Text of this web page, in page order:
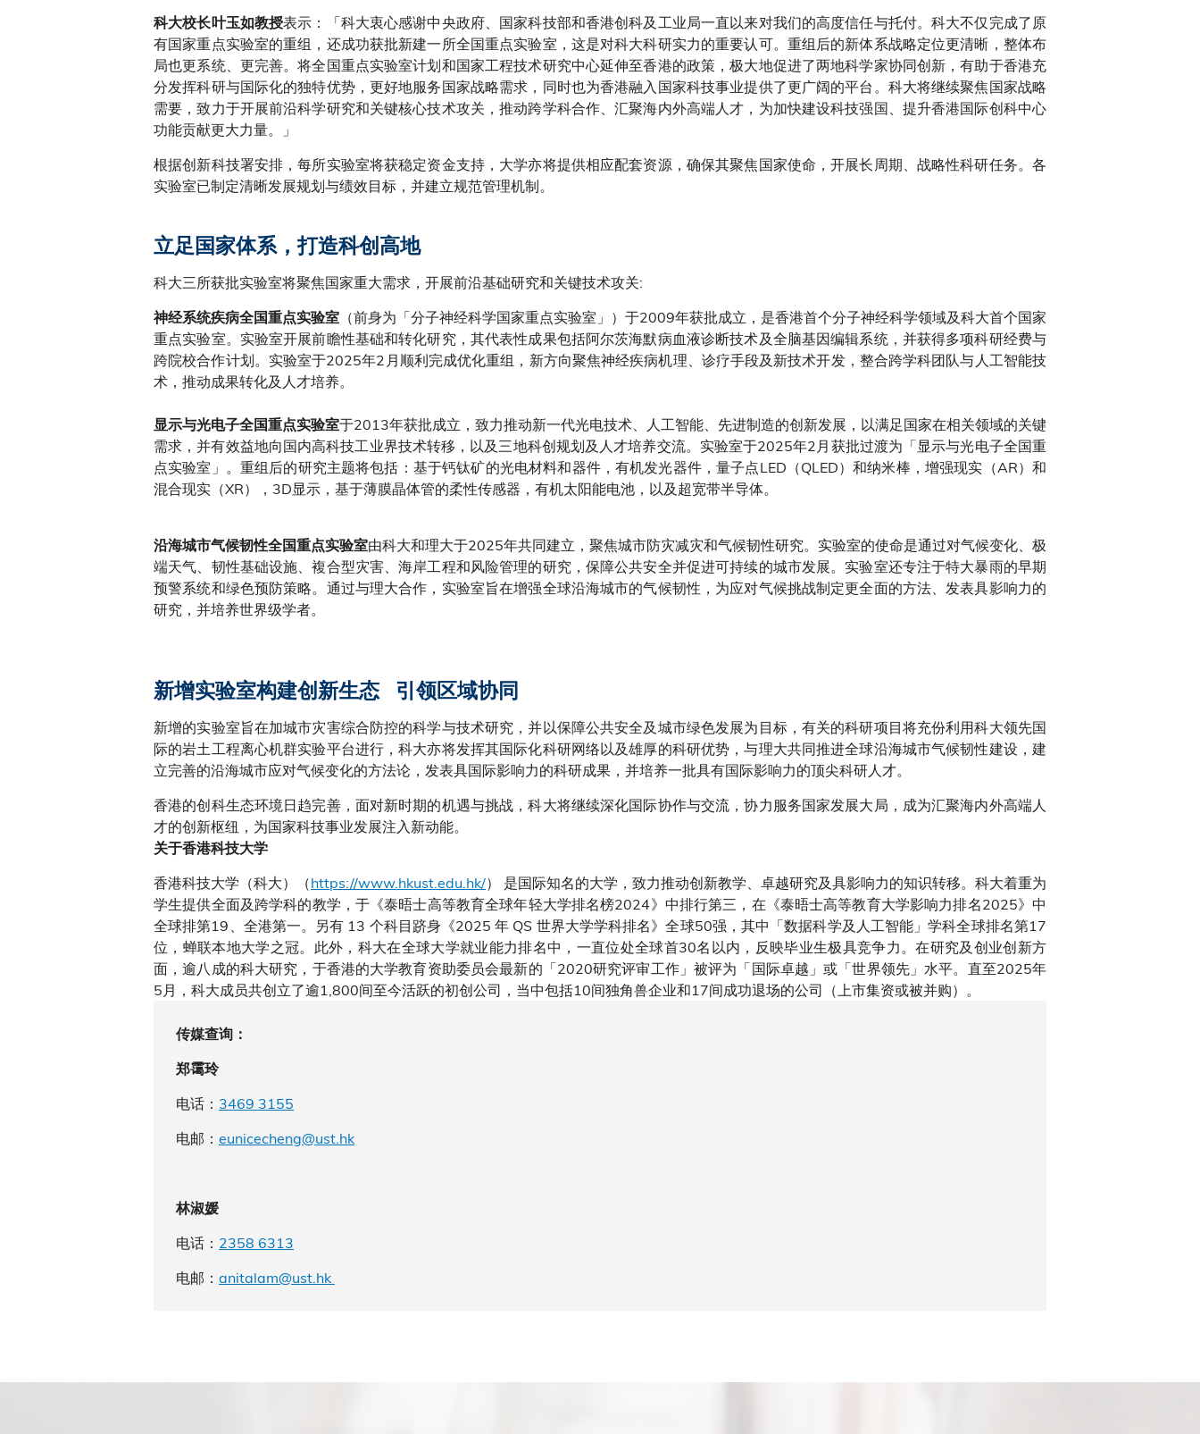
科大校长叶玉如教授表示：「科大衷心感谢中央政府、国家科技部和香港创科及工业局一直以来对我们的高度信任与托付。科大不仅完成了原
有国家重点实验室的重组，还成功获批新建一所全国重点实验室，这是对科大科研实力的重要认可。重组后的新体系战略定位更清晰，整体布
局也更系统、更完善。将全国重点实验室计划和国家工程技术研究中心延伸至香港的政策，极大地促进了两地科学家协同创新，有助于香港充
分发挥科研与国际化的独特优势，更好地服务国家战略需求，同时也为香港融入国家科技事业提供了更广阔的平台。科大将继续聚焦国家战略
需要，致力于开展前沿科学研究和关键核心技术攻关，推动跨学科合作、汇聚海内外高端人才，为加快建设科技强国、提升香港国际创科中心
功能贡献更大力量。」
根据创新科技署安排，每所实验室将获稳定资金支持，大学亦将提供相应配套资源，确保其聚焦国家使命，开展长周期、战略性科研任务。各
实验室已制定清晰发展规划与绩效目标，并建立规范管理机制。
立足国家体系，打造科创高地
科大三所获批实验室将聚焦国家重大需求，开展前沿基础研究和关键技术攻关:
神经系统疾病全国重点实验室 （前身为「分子神经科学国家重点实验室」）于2009年获批成立，是香港首个分子神经科学领域及科大首个国家
重点实验室。实验室开展前瞻性基础和转化研究，其代表性成果包括阿尔茨海默病血液诊断技术及全脑基因编辑系统，并获得多项科研经费与
跨院校合作计划。实验室于2025年2月顺利完成优化重组，新方向聚焦神经疾病机理、诊疗手段及新技术开发，整合跨学科团队与人工智能技
术，推动成果转化及人才培养。
显示与光电子全国重点实验室于2013年获批成立，致力推动新一代光电技术、人工智能、先进制造的创新发展，以满足国家在相关领域的关键
需求，并有效益地向国内高科技工业界技术转移，以及三地科创规划及人才培养交流。实验室于2025年2月获批过渡为「显示与光电子全国重
点实验室」。重组后的研究主题将包括：基于钙钛矿的光电材料和器件，有机发光器件，量子点LED（QLED）和纳米棒，增强现实（AR）和
混合现实（XR），3D显示，基于薄膜晶体管的柔性传感器，有机太阳能电池，以及超宽带半导体。
沿海城市气候韧性全国重点实验室由科大和理大于2025年共同建立，聚焦城市防灾减灾和气候韧性研究。实验室的使命是通过对气候变化、极
端天气、韧性基础设施、複合型灾害、海岸工程和风险管理的研究，保障公共安全并促进可持续的城市发展。实验室还专注于特大暴雨的早期
预警系统和绿色预防策略。通过与理大合作，实验室旨在增强全球沿海城市的气候韧性，为应对气候挑战制定更全面的方法、发表具影响力的
研究，并培养世界级学者。
新增实验室构建创新生态 引领区域协同
新增的实验室旨在加城市灾害综合防控的科学与技术研究，并以保障公共安全及城市绿色发展为目标，有关的科研项目将充份利用科大领先国
际的岩土工程离心机群实验平台进行，科大亦将发挥其国际化科研网络以及雄厚的科研优势，与理大共同推进全球沿海城市气候韧性建设，建
立完善的沿海城市应对气候变化的方法论，发表具国际影响力的科研成果，并培养一批具有国际影响力的顶尖科研人才。
香港的创科生态环境日趋完善，面对新时期的机遇与挑战，科大将继续深化国际协作与交流，协力服务国家发展大局，成为汇聚海内外高端人
才的创新枢纽，为国家科技事业发展注入新动能。
关于香港科技大学
香港科技大学（科大）（https://www.hkust.edu.hk/） 是国际知名的大学，致力推动创新教学、卓越研究及具影响力的知识转移。科大着重为
学生提供全面及跨学科的教学，于《泰晤士高等教育全球年轻大学排名榜2024》中排行第三，在《泰晤士高等教育大学影响力排名2025》中
全球排第19、全港第一。另有 13 个科目跻身《2025 年 QS 世界大学学科排名》全球50强，其中「数据科学及人工智能」学科全球排名第17
位，蝉联本地大学之冠。此外，科大在全球大学就业能力排名中，一直位处全球首30名以内，反映毕业生极具竞争力。在研究及创业创新方
面，逾八成的科大研究，于香港的大学教育资助委员会最新的「2020研究评审工作」被评为「国际卓越」或「世界领先」水平。直至2025年
5月，科大成员共创立了逾1,800间至今活跃的初创公司，当中包括10间独角兽企业和17间成功退场的公司（上市集资或被并购）。
传媒查询：
郑霭玲
电话： 3469 3155
电邮： eunicecheng@ust.hk
林淑媛
电话： 2358 6313
电邮： anitalam@ust.hk